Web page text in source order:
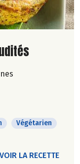
Végétarien
VOIR LA RECETTE